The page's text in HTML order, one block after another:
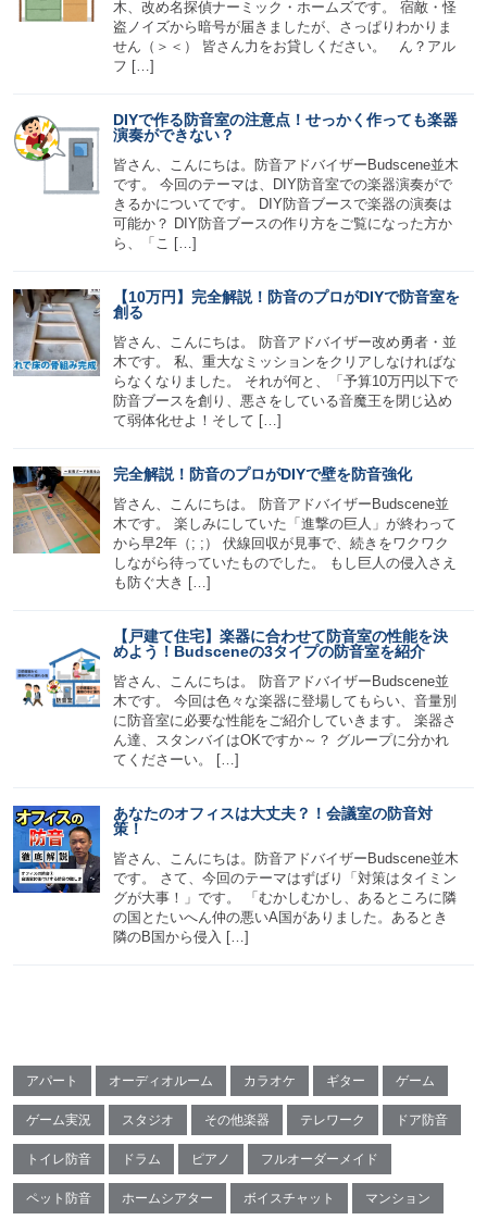
木、改め名探偵ナーミック・ホームズです。 宿敵・怪
盗ノイズから暗号が届きましたが、さっぱりわかりま
せん（＞＜） 皆さん力をお貸しください。 ん？アル
フ […]
DIYで作る防音室の注意点！せっかく作っても楽器
演奏ができない？
皆さん、こんにちは。防音アドバイザーBudscene並木
です。 今回のテーマは、DIY防音室での楽器演奏がで
きるかについてです。 DIY防音ブースで楽器の演奏は
可能か？ DIY防音ブースの作り方をご覧になった方か
ら、「こ […]
【10万円】完全解説！防音のプロがDIYで防音室を
創る
皆さん、こんにちは。 防音アドバイザー改め勇者・並
木です。 私、重大なミッションをクリアしなければな
らなくなりました。 それが何と、「予算10万円以下で
防音ブースを創り、悪さをしている音魔王を閉じ込め
て弱体化せよ！そして […]
完全解説！防音のプロがDIYで壁を防音強化
皆さん、こんにちは。 防音アドバイザーBudscene並
木です。 楽しみにしていた「進撃の巨人」が終わって
から早2年（; ;） 伏線回収が見事で、続きをワクワク
しながら待っていたものでした。 もし巨人の侵入さえ
も防ぐ大き […]
【戸建て住宅】楽器に合わせて防音室の性能を決
めよう！Budsceneの3タイプの防音室を紹介
皆さん、こんにちは。 防音アドバイザーBudscene並
木です。 今回は色々な楽器に登場してもらい、音量別
に防音室に必要な性能をご紹介していきます。 楽器さ
ん達、スタンバイはOKですか～？ グループに分かれ
てくださーい。 […]
あなたのオフィスは大丈夫？！会議室の防音対
策！
皆さん、こんにちは。防音アドバイザーBudscene並木
です。 さて、今回のテーマはずばり「対策はタイミン
グが大事！」です。 「むかしむかし、あるところに隣
の国とたいへん仲の悪いA国がありました。あるとき
隣のB国から侵入 […]
アパート オーディオルーム カラオケ ギター ゲーム
ゲーム実況 スタジオ その他楽器 テレワーク ドア防音
トイレ防音 ドラム ピアノ フルオーダーメイド
ペット防音 ホームシアター ボイスチャット マンション